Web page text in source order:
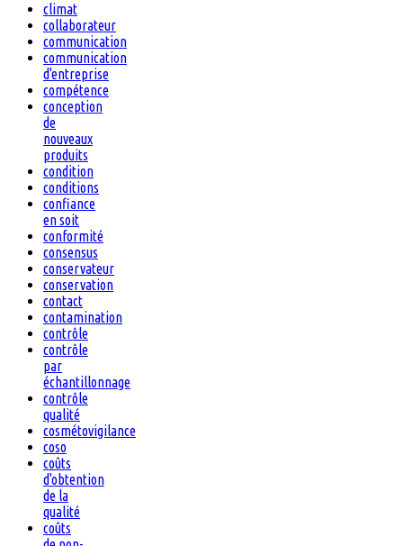
climat
collaborateur
communication
communication
d'entreprise
compétence
conception
de
nouveaux
produits
condition
conditions
confiance
en soit
conformité
consensus
conservateur
conservation
contact
contamination
contrôle
contrôle
par
échantillonnage
contrôle
qualité
cosmétovigilance
coso
coûts
d'obtention
de la
qualité
coûts